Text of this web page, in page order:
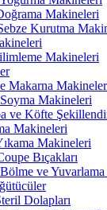
Makineleri
Kurutma
Makineleri
Makarna
Makineleri
ve Köfte
Makineleri
Makineleri
Bıçakları
ve
Dolapları